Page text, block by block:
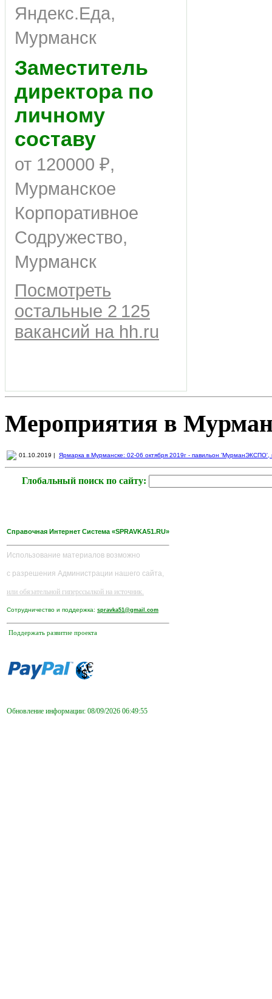
Яндекс.Еда,
Мурманск
Заместитель
директора по
личному
составу
от 120000 ₽,
Мурманское
Корпоративное
Содружество,
Мурманск
Посмотреть
остальные 2 125
вакансий на hh.ru
Мероприятия в
01.10.2019 | Ярмарка в Мурманске: 02-06 октября 2019г - павильон 'МурманЭКСПО',
Глобальный поиск по сайту:
Справочная Интернет Система «SPRAVKA51.RU»
Использование материалов возможно
с разрешения Администрации нашего сайта,
или обязательной гиперссылкой на источник.
Сотрудничество и поддержка: spravka51@gmail.com
Поддержать развитие проекта
Обновление информации: 08/09/2026 06:49:55